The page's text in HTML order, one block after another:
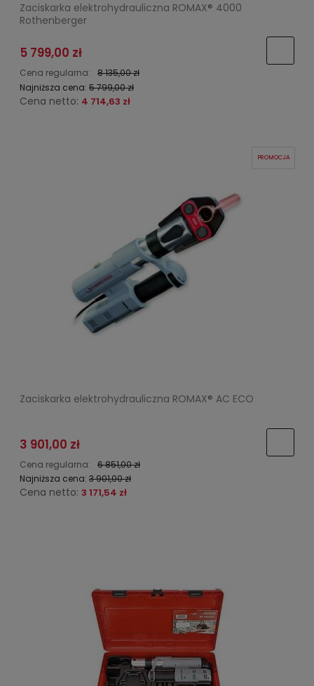
Zaciskarka elektrohydrauliczna ROMAX® 4000
Rothenberger
5 799,00 zł
Cena regularna:
8 135,00 zł
Najniższa cena: 5 799,00 zł
Cena netto: 4 714,63 zł
Zaciskarka elektrohydrauliczna ROMAX® AC ECO
3 901,00 zł
Cena regularna:
6 851,00 zł
Najniższa cena: 3 901,00 zł
Cena netto: 3 171,54 zł
PROMOCJA